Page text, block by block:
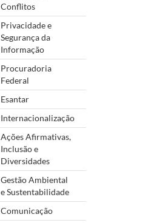
Conflitos
Privacidade e
Segurança da
Informação
Procuradoria
Federal
Esantar
Internacionalização
Ações Afirmativas,
Inclusão e
Diversidades
Gestão Ambiental
e Sustentabilidade
Comunicação